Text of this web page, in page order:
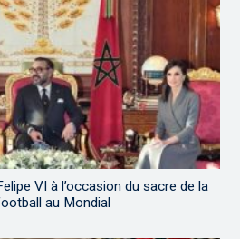
VI à l’occasion du sacre de la
au Mondial